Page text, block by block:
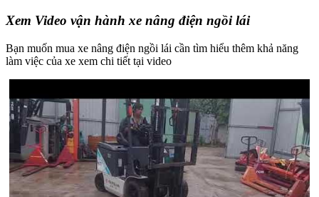
Xem Video vận hành xe nâng điện ngồi lái
Bạn muốn mua xe nâng điện ngồi lái cần tìm hiểu thêm khả năng
làm việc của xe xem chi tiết tại video